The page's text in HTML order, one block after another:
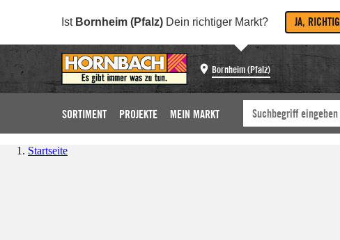
Ist Bornheim (Pfalz) Dein richtiger Markt? JA, RICHTIG
Bornheim (Pfalz)
SORTIMENT PROJEKTE MEIN MARKT
Startseite